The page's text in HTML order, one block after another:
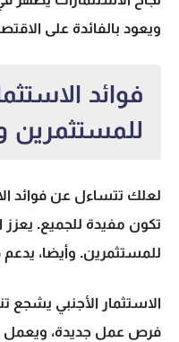
ويعود بالفائدة على
فوائد
للمستثمرين
لعلك تتساءل عن فوائد
تكون مفيدة للجميع. يعزز
للمستثمرين. وأيضا، يدعم
الاستثمار الأجنبي يشجع
فرص عمل جديدة، ويعمل